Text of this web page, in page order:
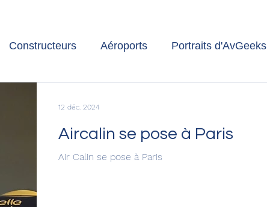
Constructeurs Aéroports Portraits d'AvGeeks
Aircalin se pose à Paris
Air Calin se pose à Paris
12 déc. 2024